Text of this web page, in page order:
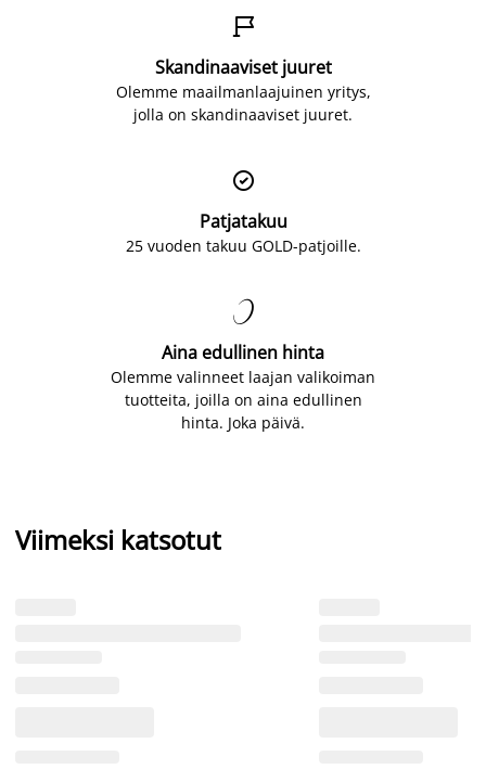

Skandinaaviset juuret
Olemme maailmanlaajuinen yritys,
jolla on skandinaaviset juuret.

Patjatakuu
25 vuoden takuu GOLD-patjoille.

Aina edullinen hinta
Olemme valinneet laajan valikoiman
tuotteita, joilla on aina edullinen
hinta. Joka päivä.
Viimeksi katsotut